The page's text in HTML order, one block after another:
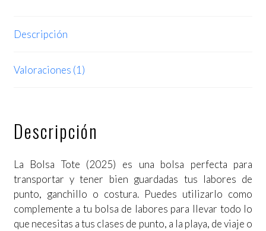
Descripción
Valoraciones (1)
Descripción
La Bolsa Tote (2025) es una bolsa perfecta para
transportar y tener bien guardadas tus labores de
punto, ganchillo o costura. Puedes utilizarlo como
complemente a tu bolsa de labores para llevar todo lo
que necesitas a tus clases de punto, a la playa, de viaje o